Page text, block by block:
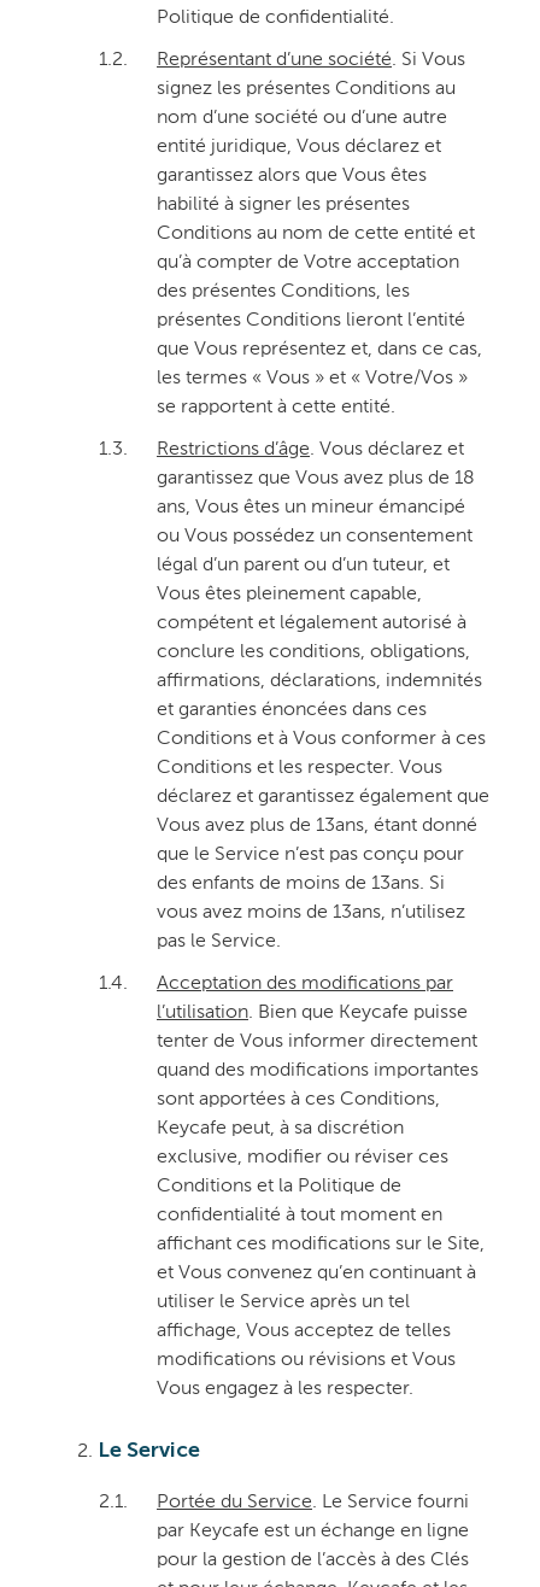
Politique de confidentialité.
1.2. Représentant d’une société. Si Vous
signez les présentes Conditions au
nom d’une société ou d’une autre
entité juridique, Vous déclarez et
garantissez alors que Vous êtes
habilité à signer les présentes
Conditions au nom de cette entité et
qu’à compter de Votre acceptation
des présentes Conditions, les
présentes Conditions lieront l’entité
que Vous représentez et, dans ce cas,
les termes « Vous » et « Votre/Vos »
se rapportent à cette entité.
1.3. Restrictions d’âge. Vous déclarez et
garantissez que Vous avez plus de 18
ans, Vous êtes un mineur émancipé
ou Vous possédez un consentement
légal d’un parent ou d’un tuteur, et
Vous êtes pleinement capable,
compétent et légalement autorisé à
conclure les conditions, obligations,
affirmations, déclarations, indemnités
et garanties énoncées dans ces
Conditions et à Vous conformer à ces
Conditions et les respecter. Vous
déclarez et garantissez également que
Vous avez plus de 13ans, étant donné
que le Service n’est pas conçu pour
des enfants de moins de 13ans. Si
vous avez moins de 13ans, n’utilisez
pas le Service.
1.4.
Acceptation des modifications par
l’utilisation. Bien que Keycafe puisse
tenter de Vous informer directement
quand des modifications importantes
sont apportées à ces Conditions,
Keycafe peut, à sa discrétion
exclusive, modifier ou réviser ces
Conditions et la Politique de
confidentialité à tout moment en
affichant ces modifications sur le Site,
et Vous convenez qu’en continuant à
utiliser le Service après un tel
affichage, Vous acceptez de telles
modifications ou révisions et Vous
Vous engagez à les respecter.
Le Service
2.1. Portée du Service. Le Service fourni
par Keycafe est un échange en ligne
pour la gestion de l’accès à des Clés